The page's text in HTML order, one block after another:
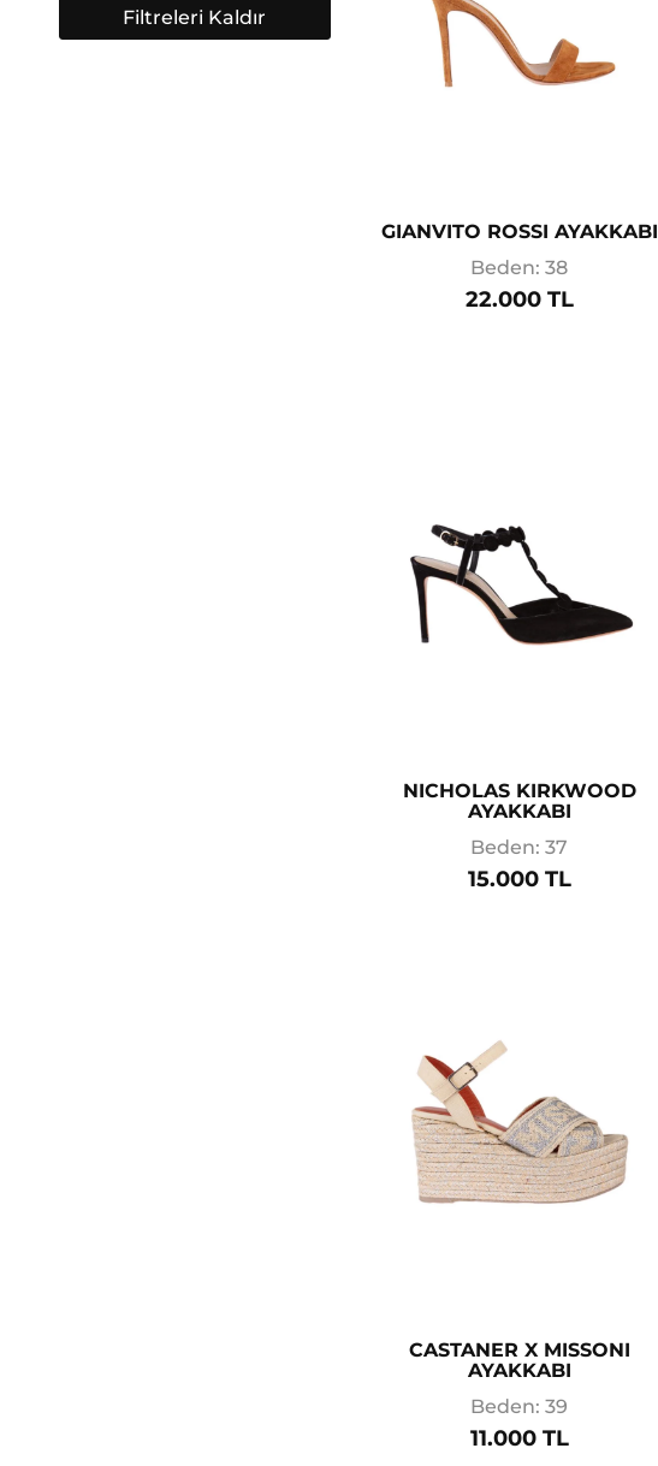
Filtreleri Kaldır
GIANVITO ROSSI AYAKKABI
Beden: 38
22.000 TL
NICHOLAS KIRKWOOD
AYAKKABI
Beden: 37
15.000 TL
CASTANER X MISSONI
AYAKKABI
Beden: 39
11.000 TL